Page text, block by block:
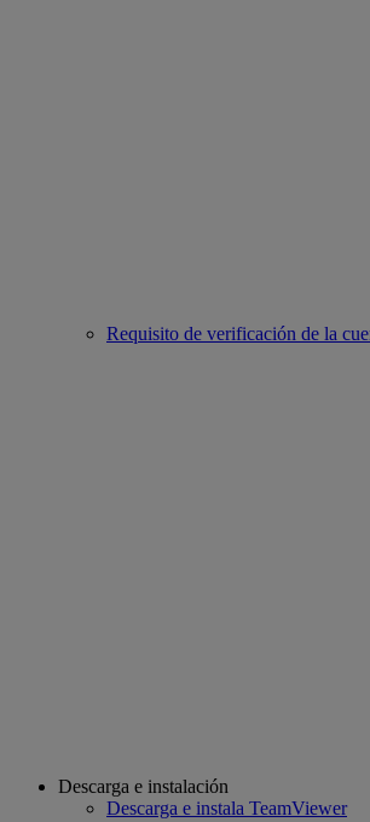
Requisito de verificación de la
Descarga e instalación
Descarga e instala TeamViewer